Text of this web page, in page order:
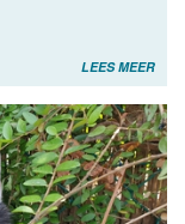
LEES MEER